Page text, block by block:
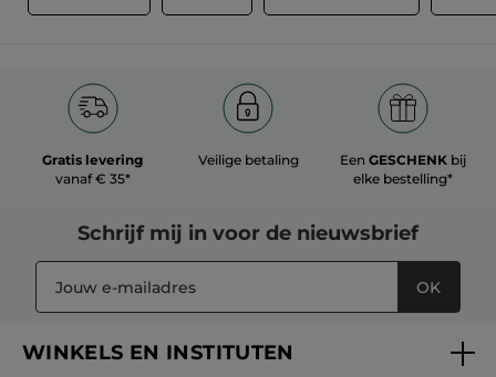
Gratis levering
vanaf € 35*
Veilige betaling EenGESCHENK bij
elke bestelling*
Schrijf mij in voor de nieuwsbrief
OK
WINKELS EN INSTITUTEN